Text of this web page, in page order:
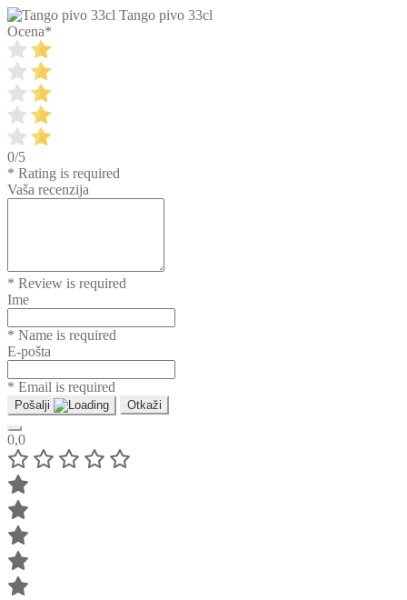
Tango pivo 33cl
Ocena*
0/5
* Rating is required
Vaša recenzija
* Review is required
Ime
* Name is required
E-pošta
* Email is required
Pošalji Otkaži
0,0